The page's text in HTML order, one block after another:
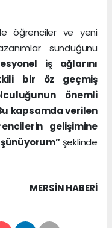
öğrenciler ve yeni
sunduğunu
iş ağlarını
bir öz geçmiş
önemli
kapsamda verilen
gelişimine
şeklinde
MERSIN HABERİ